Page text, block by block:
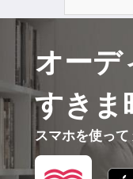
オーデ
すきま
スマホを使っ